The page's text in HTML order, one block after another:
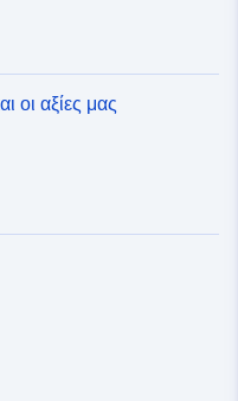
οι αξίες μας